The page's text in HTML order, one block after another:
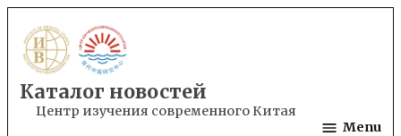
to
content
Каталог новостей
Центр изучения современного Китая
Menu